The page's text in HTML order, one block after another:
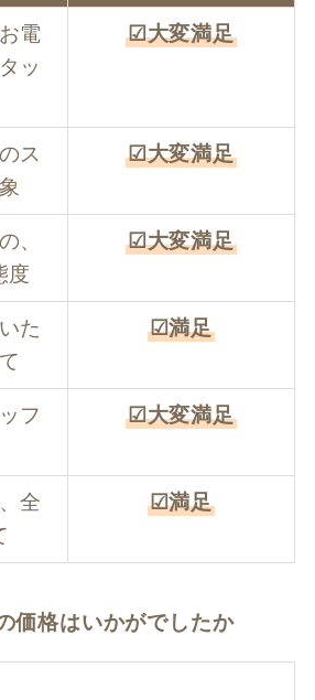
電
ッ
☑大変満足
ス
☑大変満足
、
度
☑大変満足
た
☑満足
フ
☑大変満足
全
☑満足
格はいかがでしたか